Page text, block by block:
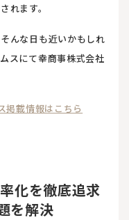
れます。
んな日も近いかもしれ
スにて幸商事株式会社
掲載情報はこちら
化を徹底追求
を解決